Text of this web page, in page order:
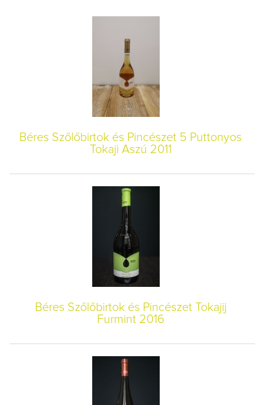
Béres Szőlőbirtok és Pincészet 5 Puttonyos
Tokaji Aszú 2011
Béres Szőlőbirtok és Pincészet Tokajij
Furmint 2016